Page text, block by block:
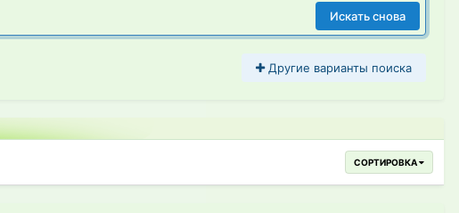
Искать снова
Другие варианты поиска
СОРТИРОВКА